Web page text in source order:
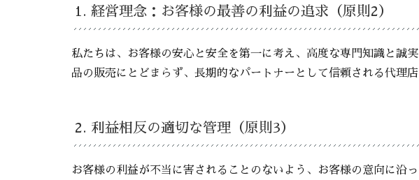
1. 経営理念：お客様の最善の利益の追求（原則2）
私たちは、お客様の安心と安全を第一に考え、高度な専門知識と誠
品の販売にとどまらず、長期的なパートナーとして信頼される代理店
2. 利益相反の適切な管理（原則3）
お客様の利益が不当に害されることのないよう、お客様の意向に沿